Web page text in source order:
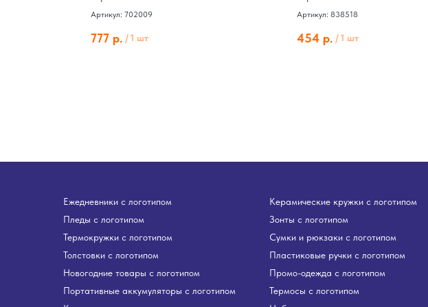
Артикул: 702009
777 р. /1 шт
Артикул: 838518
454 р. /1 шт
Ежедневники с логотипом
Пледы с логотипом
Термокружки с логотипом
Толстовки с логотипом
Новогодние товары с логотипом
Портативные аккумуляторы с логотипом
Керамические кружки с логотипом
Зонты с логотипом
Сумки и рюкзаки с логотипом
Пластиковые ручки с логотипом
Промо-одежда с логотипом
Термосы с логотипом